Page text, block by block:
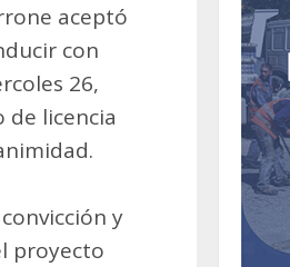
aceptó
con
26,
licencia
y
proyecto